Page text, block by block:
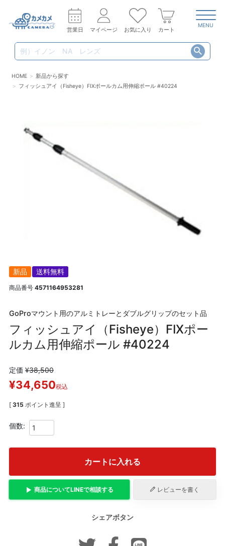
営業日 マイページ お気に入り カート
MENU
HOME
新品から探す
フィッシュアイ（Fisheye）FIXポールカム用伸縮ポール #40224
新品 送料無料
商品番号 4571164953281
GoProマウント用のアルミトレーとダブルグリップのセット品
フィッシュアイ（Fisheye）FIXポー
ルカム用伸縮ポール #40224
定価 ¥38,500
¥34,650税込
[ 315 ポイント進呈 ]
カートに入れる
商品についてLINEで相談する レビューを書く
シェアボタン